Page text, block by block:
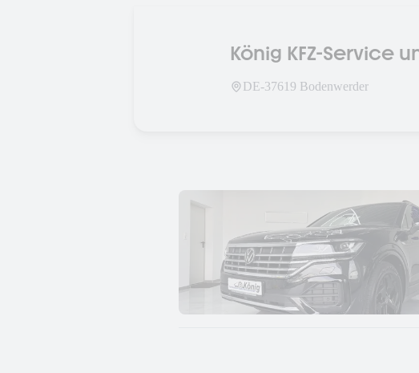
König KFZ-Service
DE-37619 Bodenwerder